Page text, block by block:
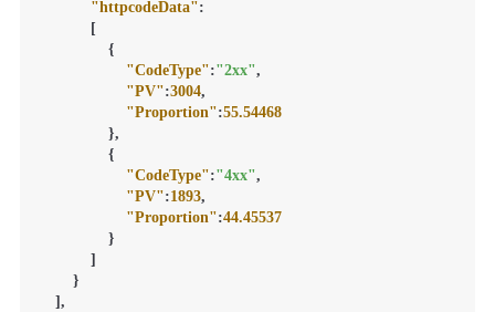
"httpcodeData":
[
{
"CodeType":"2xx",
"PV":3004,
"Proportion":55.54468
},
{
"CodeType":"4xx",
"PV":1893,
"Proportion":44.45537
}
]
}
] ,